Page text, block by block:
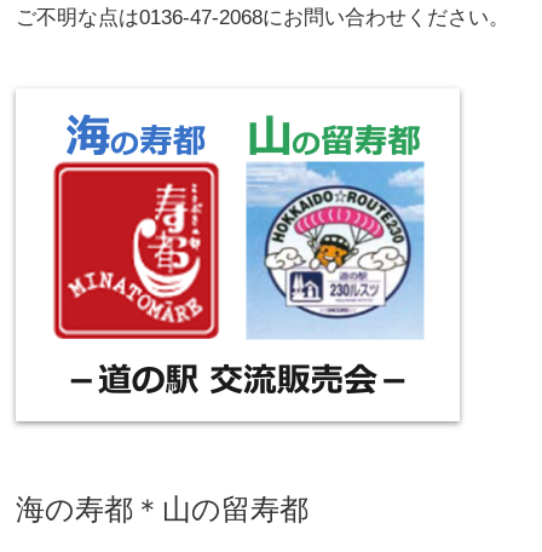
ご不明な点は0136‐47‐2068にお問い合わせください。
海の寿都＊山の留寿都